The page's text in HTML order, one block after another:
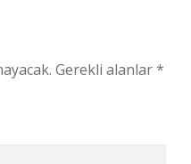
Gerekli alanlar*